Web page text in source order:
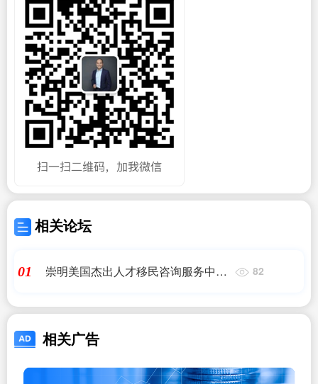
相关论坛
01
崇明美国杰出人才移民咨询服务中心
好?
82
相关广告